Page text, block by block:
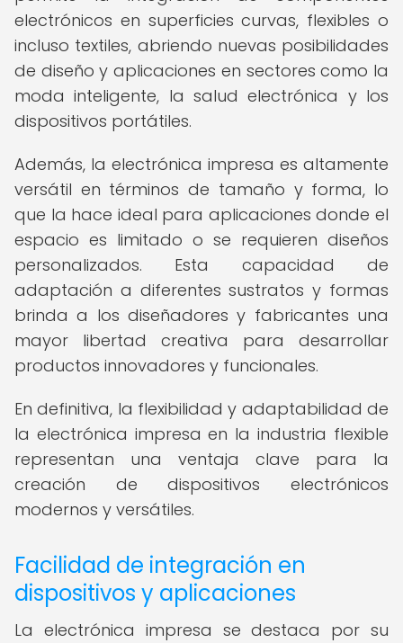
electrónicos en superficies curvas, flexibles o
incluso textiles, abriendo nuevas posibilidades
de diseño y aplicaciones en sectores como la
moda inteligente, la salud electrónica y los
dispositivos portátiles.
Además, la electrónica impresa es altamente
versátil en términos de tamaño y forma, lo
que la hace ideal para aplicaciones donde el
espacio es limitado o se requieren diseños
personalizados. Esta capacidad de
adaptación a diferentes sustratos y formas
brinda a los diseñadores y fabricantes una
mayor libertad creativa para desarrollar
productos innovadores y funcionales.
En definitiva, la flexibilidad y adaptabilidad de
la electrónica impresa en la industria flexible
representan una ventaja clave para la
creación de dispositivos electrónicos
modernos y versátiles.
Facilidad de integración en
dispositivos y aplicaciones
La electrónica impresa se destaca por su